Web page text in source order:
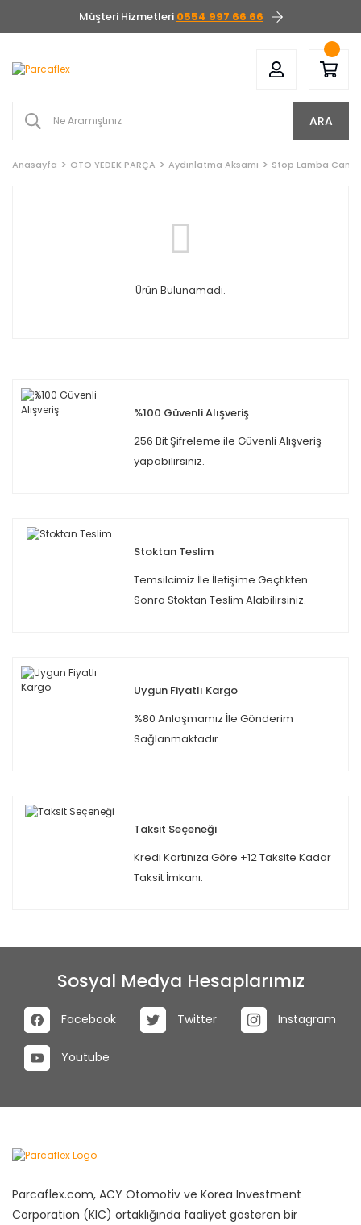
Müşteri Hizmetleri 0554 997 66 66
ARA
Anasayfa OTO YEDEK PARÇA Aydınlatma Aksamı Stop Lamba Camı
Ürün Bulunamadı.
%100 Güvenli Alışveriş
256 Bit Şifreleme ile Güvenli Alışveriş
yapabilirsiniz.
Stoktan Teslim
Temsilcimiz İle İletişime Geçtikten
Sonra Stoktan Teslim Alabilirsiniz.
Uygun Fiyatlı Kargo
%80 Anlaşmamız İle Gönderim
Sağlanmaktadır.
Taksit Seçeneği
Kredi Kartınıza Göre +12 Taksite Kadar
Taksit İmkanı.
Sosyal Medya Hesaplarımız
Facebook Twitter Instagram
Youtube
Parcaflex.com, ACY Otomotiv ve Korea Investment
Corporation (KIC) ortaklığında faaliyet gösteren bir